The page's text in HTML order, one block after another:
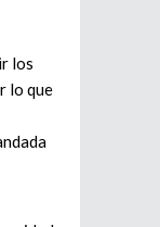
los
lo que